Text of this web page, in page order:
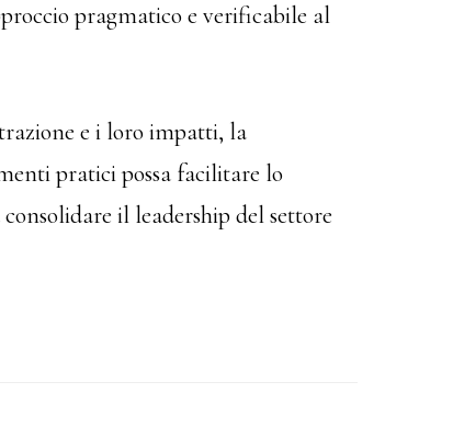
pragmatico e verificabile al
e i loro impatti, la
pratici possa facilitare lo
il leadership del settore